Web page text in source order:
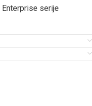
serije